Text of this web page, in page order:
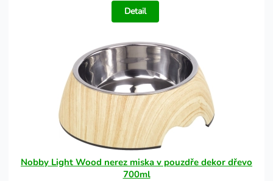
Detail
Nobby Light Wood nerez miska v pouzdře dekor dřevo
700ml